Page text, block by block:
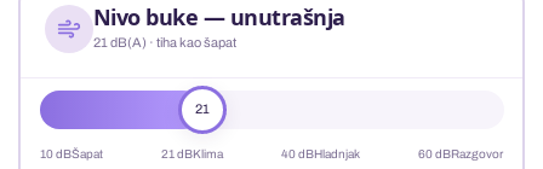
Nivo buke — unutrašnja
21 dB(A) · tiha kao šapat
21
10 dBŠapat 21 dBKlima 40 dBHladnjak 60 dBRazgovor